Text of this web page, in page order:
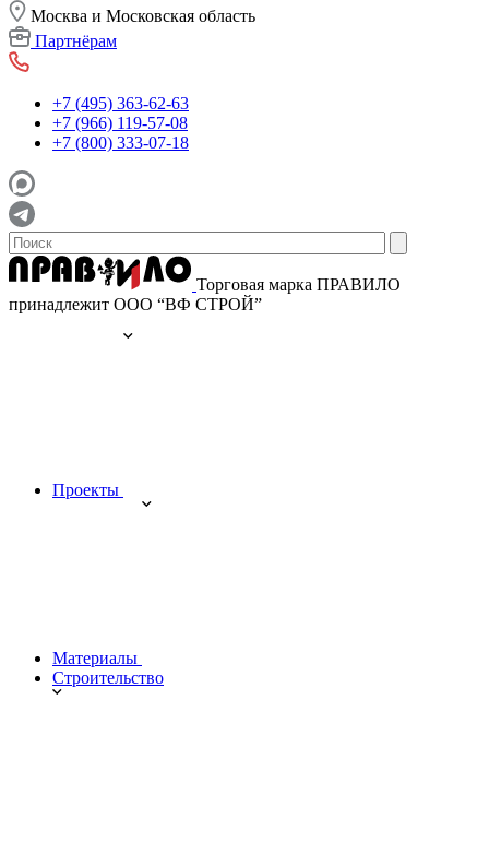
Москва и Московская область
Партнёрам
+7 (495) 363-62-63
+7 (966) 119-57-08
+7 (800) 333-07-18
Торговая марка ПРАВИЛО
принадлежит ООО “ВФ СТРОЙ”
Проекты
Материалы
Строительство